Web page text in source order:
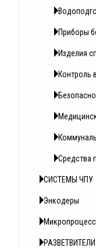
Приборы
Изделия
Контроль
Средства
СИСТЕМЫ ЧПУ
Энкодеры
РАЗВЕТВИТЕЛИ